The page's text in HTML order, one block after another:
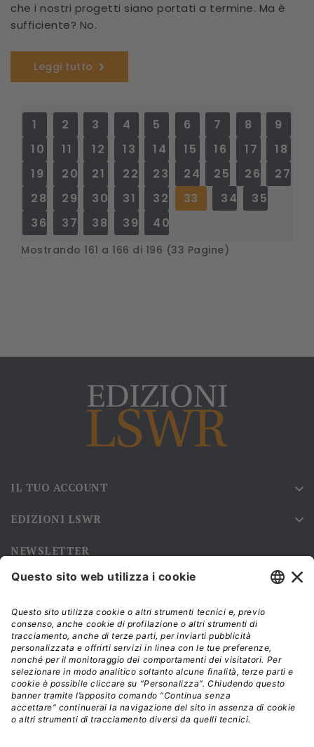
che i nostri progetti siano portati a termine. Ma è
sufficiente? No.
Leggi tutto
1 2 3 4 5 6 7 8
9
10
11 12 13 14 15 16 17
18
19
20 21 22 23 24 25 26
27
28
29 30 31 32 33 34
35
36
37 38 39 40
Mostrando 161 a 166 di 196 (33 Pagine)
IL TUO ACCOUNT 
EDIZIONI LSWR 
NEWSLETTER
Iscriviti alla nostra newsletter e rimani sempre aggiornato sulle
Modalità di acquisto e tempi di spedizione
Diritto di recesso
Privacy policy
Termini e condizioni d'uso